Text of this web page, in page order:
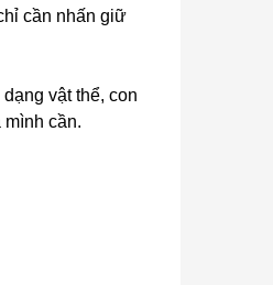
cần nhấn giữ
vật thể, con
cần.